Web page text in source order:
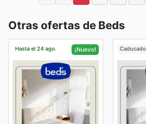
Otras ofertas de Beds
Hasta el 24 ago. ¡Nuevo! Caducado